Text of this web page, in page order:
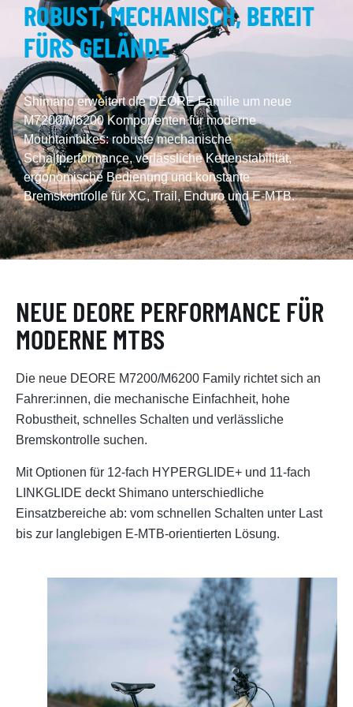
ROBUST, MECHANISCH, BEREIT
FÜRS GELÄNDE
Shimano erweitert die DEORE Familie um neue
M7200/M6200 Komponenten für moderne
Mountainbikes: robuste mechanische
Schaltperformance, verlässliche Kettenstabilität,
ergonomische Bedienung und konstante
Bremskontrolle für XC, Trail, Enduro und E-MTB.
NEUE DEORE PERFORMANCE FÜR
MODERNE MTBS
Die neue DEORE M7200/M6200 Family richtet sich an
Fahrer:innen, die mechanische Einfachheit, hohe
Robustheit, schnelles Schalten und verlässliche
Bremskontrolle suchen.
Mit Optionen für 12-fach HYPERGLIDE+ und 11-fach
LINKGLIDE deckt Shimano unterschiedliche
Einsatzbereiche ab: vom schnellen Schalten unter Last
bis zur langlebigen E-MTB-orientierten Lösung.